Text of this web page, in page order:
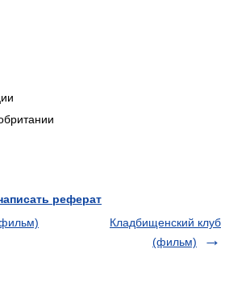
реферат
Кладбищенский клуб
(фильм)